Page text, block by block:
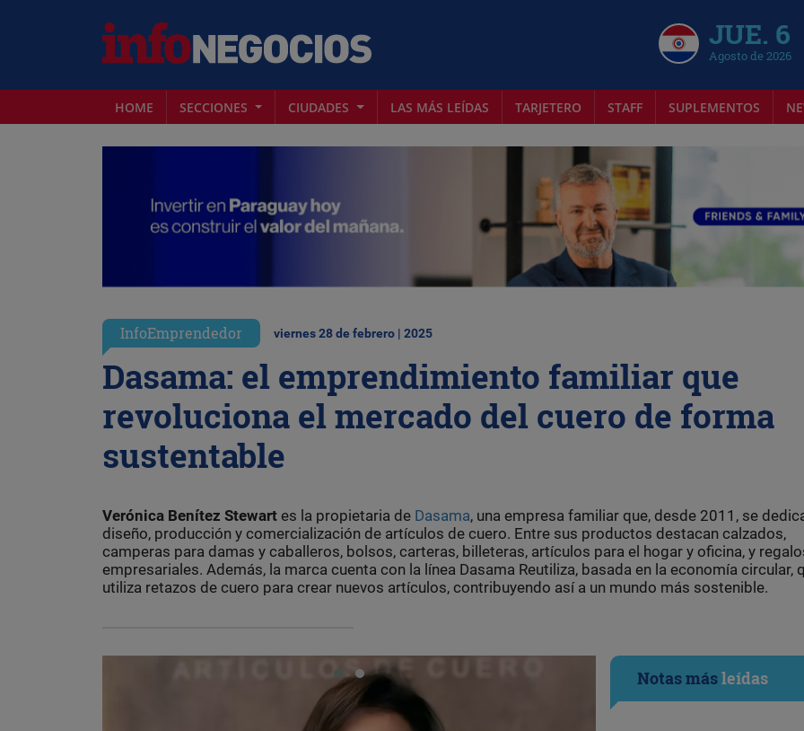
JUE. 6
Agosto de 2026
HOME SECCIONES CIUDADES LAS MÁS LEÍDAS TARJETERO STAFF SUPLEMENTOS
InfoEmprendedor viernes 28 de febrero | 2025
Dasama: el emprendimiento familiar que
revoluciona el mercado del cuero de forma
sustentable
Verónica Benítez Stewart es la propietaria de Dasama, una empresa familiar que, desde 2011, se
diseño, producción y comercialización de artículos de cuero. Entre sus productos destacan calzados,
camperas para damas y caballeros, bolsos, carteras, billeteras, artículos para el hogar y oficina, y
empresariales. Además, la marca cuenta con la línea Dasama Reutiliza, basada en la economía circular,
utiliza retazos de cuero para crear nuevos artículos, contribuyendo así a un mundo más sostenible.
Notas másleídas